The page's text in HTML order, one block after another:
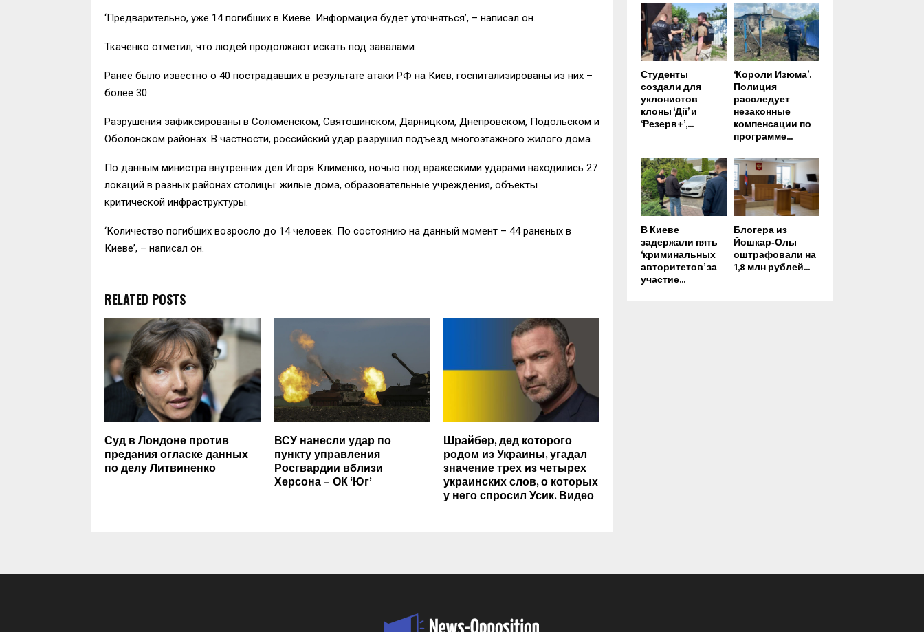
‘Предварительно, уже 14 погибших в Киеве. Информация будет уточняться’, – написал он.
Ткаченко отметил, что людей продолжают искать под завалами.
Ранее было известно о 40 пострадавших в результате атаки РФ на Киев, госпитализированы из них –
более 30.
Разрушения зафиксированы в Соломенском, Святошинском, Дарницком, Днепровском, Подольском и
Оболонском районах. В частности, российский удар разрушил подъезд многоэтажного жилого дома.
По данным министра внутренних дел Игоря Клименко, ночью под вражескими ударами находились 27
локаций в разных районах столицы: жилые дома, образовательные учреждения, объекты
критической инфраструктуры.
‘Количество погибших возросло до 14 человек. По состоянию на данный момент – 44 раненых в
Киеве’, – написал он.
RELATED POSTS
Суд в Лондоне против
предания огласке данных
по делу Литвиненко
ВСУ нанесли удар по
пункту управления
Росгвардии вблизи
Херсона – ОК ‘Юг’
Шрайбер, дед которого
родом из Украины, угадал
значение трех из четырех
украинских слов, о которых
у него спросил Усик. Видео
Студенты
создали для
уклонистов
клоны ‘Дії’ и
‘Резерв+’,...
‘Короли Изюма’.
Полиция
расследует
незаконные
компенсации по
программе...
В Киеве
задержали пять
‘криминальных
авторитетов’ за
участие...
Блогера из
Йошкар‑Олы
оштрафовали на
1,8 млн рублей...